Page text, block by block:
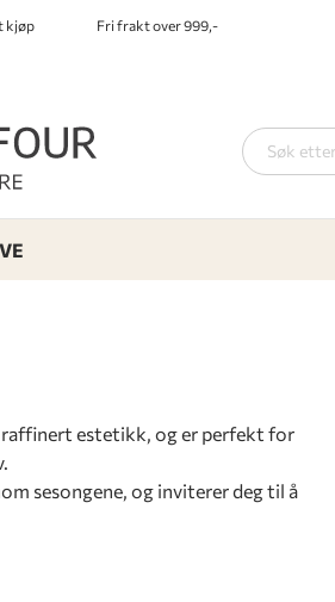
kjøp Fri frakt over 999,-
estetikk, og er perfekt for
sesongene, og inviterer deg til å